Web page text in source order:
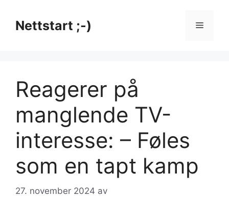
innholdNettstart ;-) Meny
Reagerer på
manglende TV-
interesse: – Føles
som en tapt kamp
27. november 2024 av